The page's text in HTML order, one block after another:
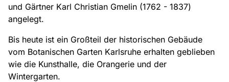
und Gärtner Karl Christian Gmelin (1762 - 1837)
angelegt.
Bis heute ist ein Großteil der historischen Gebäude
vom Botanischen Garten Karlsruhe erhalten geblieben
wie die Kunsthalle, die Orangerie und der
Wintergarten.